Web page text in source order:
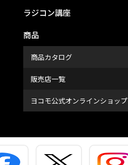
ラジコン講座
商品
商品カタログ
販売店一覧
ヨコモ公式オンラインショップ